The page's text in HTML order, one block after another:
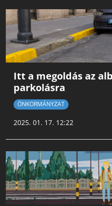
Itt a megoldás az
parkolásra
ÖNKORMÁNYZAT
2025. 01. 17. 12:22